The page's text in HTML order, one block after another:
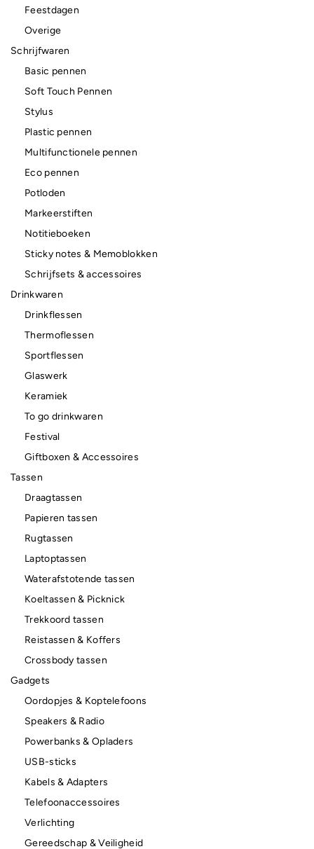
Feestdagen
Overige
Schrijfwaren
Basic pennen
Soft Touch Pennen
Stylus
Plastic pennen
Multifunctionele pennen
Eco pennen
Potloden
Markeerstiften
Notitieboeken
Sticky notes & Memoblokken
Schrijfsets & accessoires
Drinkwaren
Drinkflessen
Thermoflessen
Sportflessen
Glaswerk
Keramiek
To go drinkwaren
Festival
Giftboxen & Accessoires
Tassen
Draagtassen
Papieren tassen
Rugtassen
Laptoptassen
Waterafstotende tassen
Koeltassen & Picknick
Trekkoord tassen
Reistassen & Koffers
Crossbody tassen
Gadgets
Oordopjes & Koptelefoons
Speakers & Radio
Powerbanks & Opladers
USB-sticks
Kabels & Adapters
Telefoonaccessoires
Verlichting
Gereedschap & Veiligheid